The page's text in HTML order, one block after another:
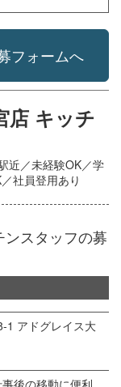
フォームへ
店 キッチ
近／未経験OK／学
社員登用あり
スタッフの募
1 アドグレイス大
後の移動に便利